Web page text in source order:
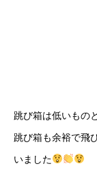
跳び箱は低いもの
跳び箱も余裕で飛
いました